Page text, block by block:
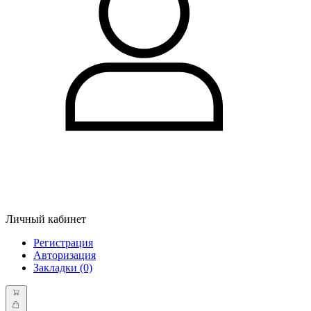
Личный кабинет
Регистрация
Авторизация
Закладки (0)